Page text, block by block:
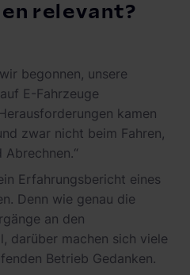
relevant?
begonnen, unsere
E-Fahrzeuge
kamen
zwar nicht beim Fahren,
Erfahrungsbericht eines
Denn wie genau die
an den
darüber machen sich viele
Betrieb Gedanken.